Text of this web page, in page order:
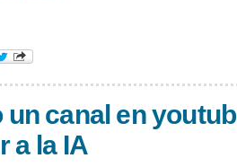
un canal en
a la IA